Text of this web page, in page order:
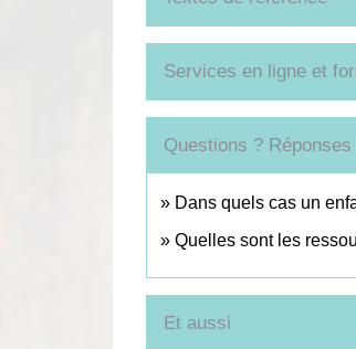
Services en ligne et
Questions ? Réponses
Dans quels cas un
Quelles sont les
Et aussi